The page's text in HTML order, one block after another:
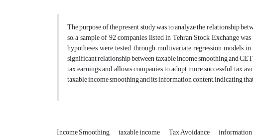
The purpose of the present study was to analyze the relationship
so, a sample of 92 companies listed in Tehran Stock Exchange
hypotheses were tested through multivariate regression models
significant relationship between taxable income smoothing and
tax earnings and allows companies to adopt more successful tax
taxable income smoothing and its information content, indicating
Income Smoothing taxable income Tax Avoidance information